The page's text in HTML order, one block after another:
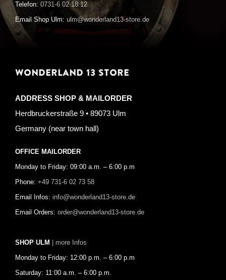
Telefon: 0731-6 02 18 12
Email Shop Ulm: ulm@wonderland13-store.de
WONDERLAND 13 STORE
ADDRESS SHOP & MAILORDER
Herdbruckerstraße 9 • 89073 Ulm
Germany (near town hall)
OFFICE MAILORDER
Monday to Friday: 09:00 a.m. – 6:00 p.m
Phone: +49 731-6 02 73 58
Email Infos: info@wonderland13-store.de
Email Orders: order@wonderland13-store.de
SHOP ULM | more Infos
Monday to Friday: 12:00 p.m. – 6:00 p.m
Saturday: 11:00 a.m. – 6:00 p.m.